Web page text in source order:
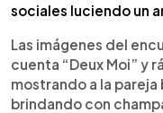
sociales luciendo un
Las imágenes del
cuenta “Deux Moi” y
mostrando a la pareja
brindando con